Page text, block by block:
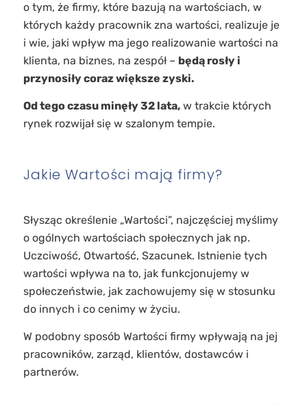
o tym, że firmy, które bazują na wartościach, w
których każdy pracownik zna wartości, realizuje je
i wie, jaki wpływ ma jego realizowanie wartości na
klienta, na biznes, na zespół – będą rosły i
przynosiły coraz większe zyski.
Od tego czasu minęły 32 lata,w trakcie których
rynek rozwijał się w szalonym tempie.
Jakie Wartości mają firmy?
Słysząc określenie „Wartości”, najczęściej myślimy
o ogólnych wartościach społecznych jak np.
Uczciwość, Otwartość, Szacunek. Istnienie tych
wartości wpływa na to, jak funkcjonujemy w
społeczeństwie, jak zachowujemy się w stosunku
do innych i co cenimy w życiu.
W podobny sposób Wartości firmy wpływają na jej
pracowników, zarząd, klientów, dostawców i
partnerów.